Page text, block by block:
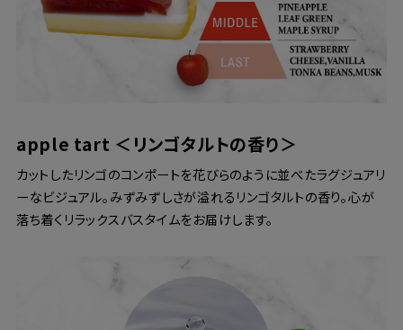
apple tart ＜リンゴタルトの香り＞
カットしたリンゴのコンポートを花びらのように並べたラグジュアリ
ーなビジュアル。みずみずしさが溢れるリンゴタルトの香り。心が
落ち着くリラックスバスタイムをお届けします。